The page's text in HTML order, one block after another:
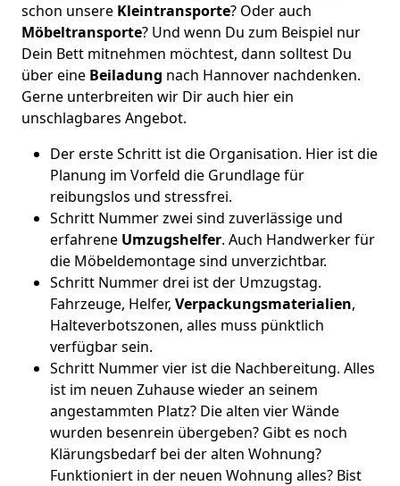
schon unsere Kleintransporte? Oder auch
Möbeltransporte? Und wenn Du zum Beispiel nur
Dein Bett mitnehmen möchtest, dann solltest Du
über eine Beiladung nach Hannover nachdenken.
Gerne unterbreiten wir Dir auch hier ein
unschlagbares Angebot.
Der erste Schritt ist die Organisation. Hier ist die
Planung im Vorfeld die Grundlage für
reibungslos und stressfrei.
Schritt Nummer zwei sind zuverlässige und
erfahrene Umzugshelfer. Auch Handwerker für
die Möbeldemontage sind unverzichtbar.
Schritt Nummer drei ist der Umzugstag.
Fahrzeuge, Helfer, Verpackungsmaterialien,
Halteverbotszonen, alles muss pünktlich
verfügbar sein.
Schritt Nummer vier ist die Nachbereitung. Alles
ist im neuen Zuhause wieder an seinem
angestammten Platz? Die alten vier Wände
wurden besenrein übergeben? Gibt es noch
Klärungsbedarf bei der alten Wohnung?
Funktioniert in der neuen Wohnung alles? Bist